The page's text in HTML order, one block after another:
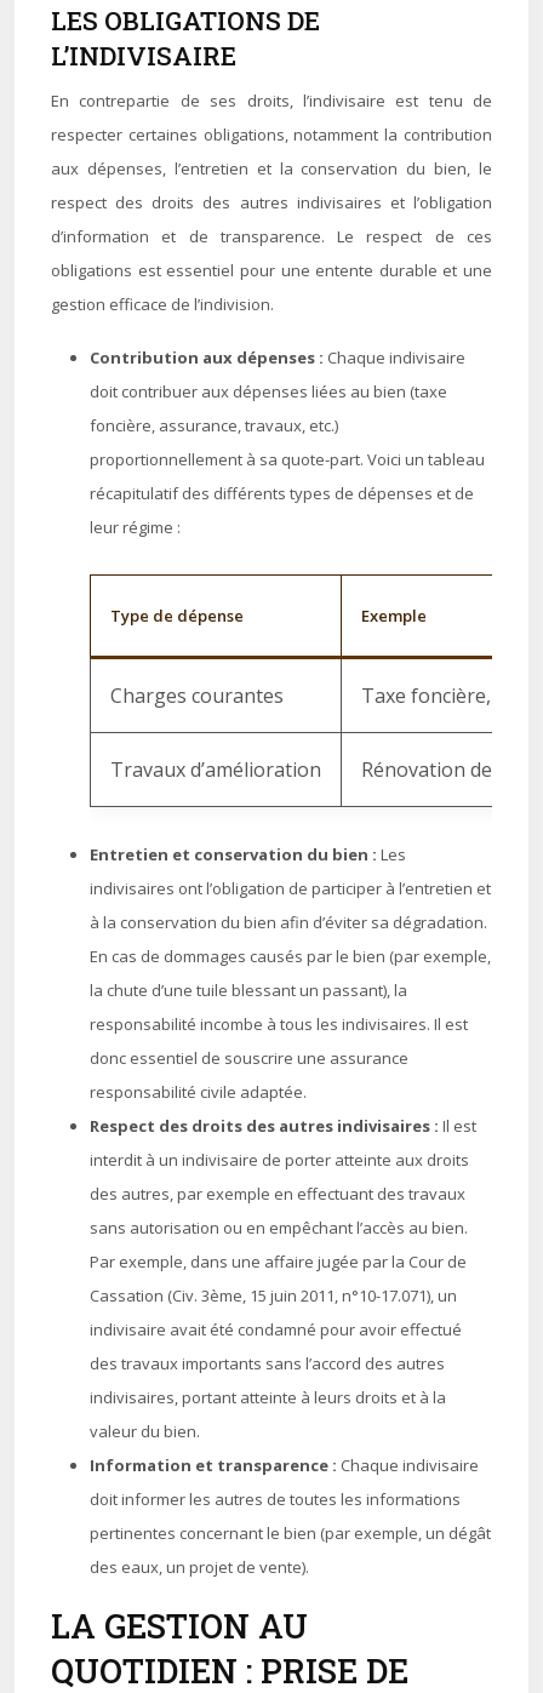
LES OBLIGATIONS DE
L’INDIVISAIRE
En contrepartie de ses droits, l’indivisaire est tenu de
respecter certaines obligations, notamment la contribution
aux dépenses, l’entretien et la conservation du bien, le
respect des droits des autres indivisaires et l’obligation
d’information et de transparence. Le respect de ces
obligations est essentiel pour une entente durable et une
gestion efficace de l’indivision.
Contribution aux dépenses : Chaque indivisaire
doit contribuer aux dépenses liées au bien (taxe
foncière, assurance, travaux, etc.)
proportionnellement à sa quote-part. Voici un tableau
récapitulatif des différents types de dépenses et de
leur régime :
Type de dépense Exemple
Charges courantes Taxe foncière,
Travaux d’amélioration Rénovation de la
Entretien et conservation du bien : Les
indivisaires ont l’obligation de participer à l’entretien et
à la conservation du bien afin d’éviter sa dégradation.
En cas de dommages causés par le bien (par exemple,
la chute d’une tuile blessant un passant), la
responsabilité incombe à tous les indivisaires. Il est
donc essentiel de souscrire une assurance
responsabilité civile adaptée.
Respect des droits des autres indivisaires : Il est
interdit à un indivisaire de porter atteinte aux droits
des autres, par exemple en effectuant des travaux
sans autorisation ou en empêchant l’accès au bien.
Par exemple, dans une affaire jugée par la Cour de
Cassation (Civ. 3ème, 15 juin 2011, n°10-17.071), un
indivisaire avait été condamné pour avoir effectué
des travaux importants sans l’accord des autres
indivisaires, portant atteinte à leurs droits et à la
valeur du bien.
Information et transparence : Chaque indivisaire
doit informer les autres de toutes les informations
pertinentes concernant le bien (par exemple, un dégât
des eaux, un projet de vente).
LA GESTION AU
QUOTIDIEN : PRISE DE